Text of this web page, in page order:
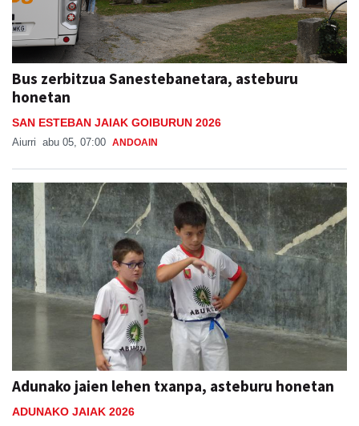
Bus zerbitzua Sanestebanetara, asteburu
honetan
SAN ESTEBAN JAIAK GOIBURUN 2026
Aiurri abu 05, 07:00 ANDOAIN
Adunako jaien lehen txanpa, asteburu honetan
ADUNAKO JAIAK 2026